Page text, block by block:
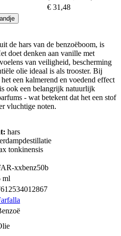
€ 31,48
de hars van de benzoëboom, is
doet denken aan vanille met
van veiligheid, bescherming
olie ideaal is als trooster. Bij
een kalmerend en voedend effect
ook een belangrijk natuurlijk
- wat betekent dat het een stof
vluchtige noten.
hars
tonkinensis
xxbenz50b
ml